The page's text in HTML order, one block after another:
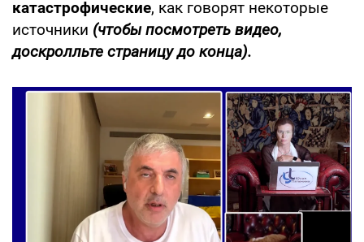
катастрофические, как говорят некоторые
источники (чтобы посмотреть видео,
доскролльте страницу до конца).